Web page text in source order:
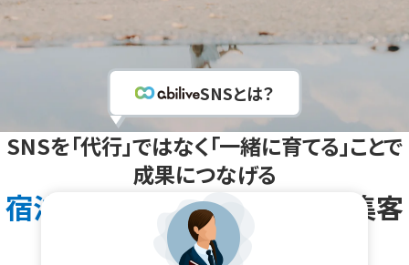
SNSとは？
SNSを「代行」ではなく「一緒に育てる」ことで
成果につなげる
宿泊・観光業界特化型
のSNS集客
パートナーです。